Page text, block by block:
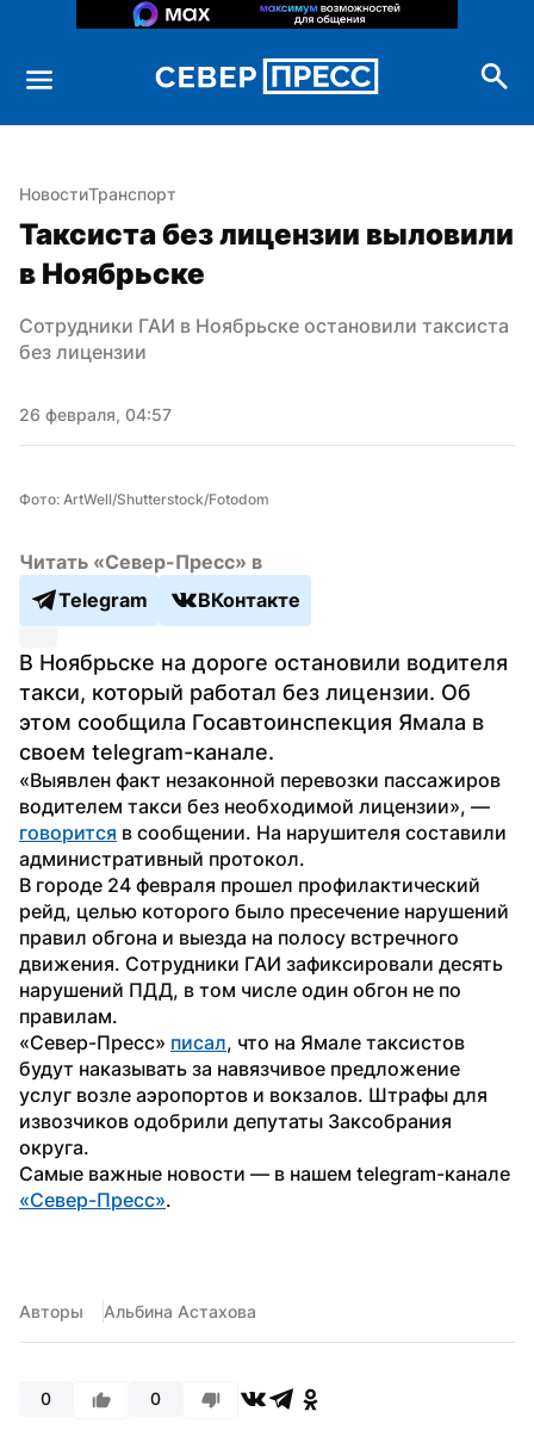
НовостиТранспорт
Таксиста без лицензии выловили
в Ноябрьске
Сотрудники ГАИ в Ноябрьске остановили таксиста
без лицензии
26 февраля, 04:57
Фото: ArtWell/Shutterstock/Fotodom
Читать «Север-Пресс» в
Telegram
ВКонтакте
В Ноябрьске на дороге остановили водителя
такси, который работал без лицензии. Об
этом сообщила Госавтоинспекция Ямала в
своем telegram-канале.
«Выявлен факт незаконной перевозки пассажиров
говорится в сообщении. На нарушителя составили
административный протокол.
В городе 24 февраля прошел профилактический
рейд, целью которого было пресечение нарушений
правил обгона и выезда на полосу встречного
движения. Сотрудники ГАИ зафиксировали десять
нарушений ПДД, в том числе один обгон не по
правилам.
«Север-Пресс» писал, что на Ямале таксистов
будут наказывать за навязчивое предложение
услуг возле аэропортов и вокзалов. Штрафы для
извозчиков одобрили депутаты Заксобрания
округа.
«Север-Пресс».
Авторы Альбина Астахова
0 0